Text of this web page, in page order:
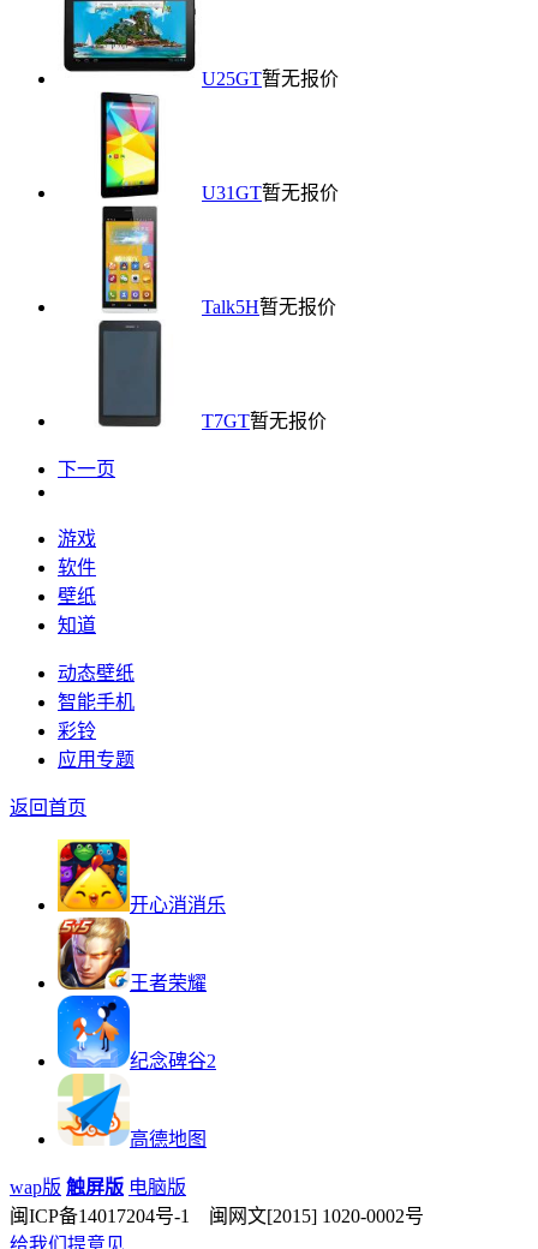
U25GT暂无报价
U31GT暂无报价
Talk5H暂无报价
T7GT暂无报价
下一页
游戏
软件
壁纸
知道
动态壁纸
智能手机
彩铃
应用专题
返回首页
开心消消乐
王者荣耀
纪念碑谷2
高德地图
wap版 触屏版 电脑版
闽ICP备14017204号-1 闽网文[2015] 1020-0002号
给我们提意见